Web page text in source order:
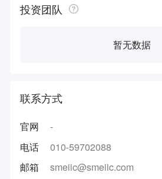
投资团队
暂无数据
联系方式
官网
-
电话
010-59702088
邮箱
smeiic@smeiic.com